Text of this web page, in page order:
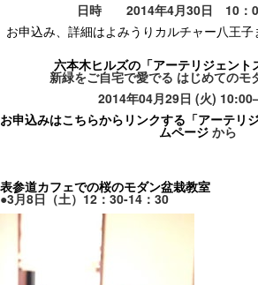
日時 2014年4月30日 10：
お申込み、詳細はよみうりカルチャー八王子
六本木ヒルズの「アーテリジェント
新緑をご自宅で愛でる はじめてのモ
2014年04月29日 (火) 10:00
お申込みはこちらからリンクする「アーテリ
ムページ から
表参道カフェでの桜のモダン盆栽教室
●3月8日（土）12：30-14：30